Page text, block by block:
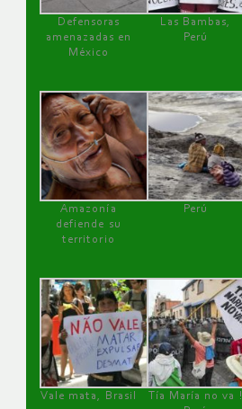
Defensoras
amenazadas en
México
Las Bambas,
Perú
Amazonía
defiende su
territorio
Perú
Vale mata, Brasil
Tía María no va !